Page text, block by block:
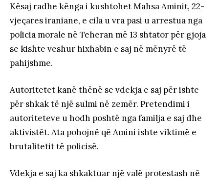
Kësaj radhe kënga i kushtohet Mahsa Aminit, 22-
vjeçares iraniane, e cila u vra pasi u arrestua nga
policia morale në Teheran më 13 shtator për gjoja
se kishte veshur hixhabin e saj në mënyrë të
pahijshme.
Autoritetet kanë thënë se vdekja e saj për ishte
për shkak të një sulmi në zemër. Pretendimi i
autoriteteve u hodh poshtë nga familja e saj dhe
aktivistët. Ata pohojnë që Amini ishte viktimë e
brutalitetit të policisë.
Vdekja e saj ka shkaktuar një valë protestash në